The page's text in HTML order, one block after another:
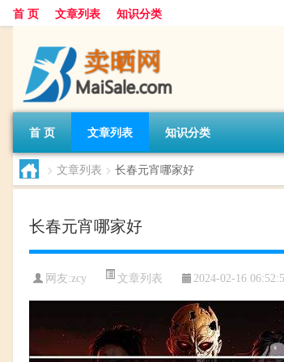
首 页 文章列表 知识分类
首 页 文章列表 知识分类
> 文章列表 > 长春元宵哪家好
长春元宵哪家好
网友:zcy 文章列表 2024-02-16